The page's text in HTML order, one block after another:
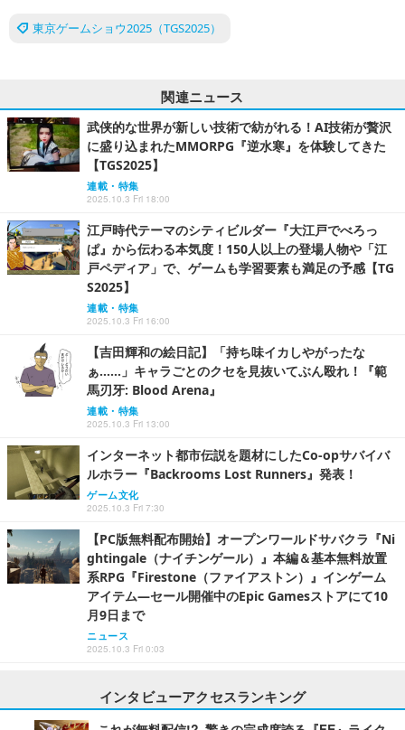
東京ゲームショウ2025（TGS2025）
関連ニュース
武侠的な世界が新しい技術で紡がれる！AI技術が贅沢
に盛り込まれたMMORPG『逆水寒』を体験してきた
【TGS2025】
連載・特集
2025.10.3 Fri 18:00
江戸時代テーマのシティビルダー『大江戸でべろっ
ぱ』から伝わる本気度！150人以上の登場人物や「江
戸ペディア」で、ゲームも学習要素も満足の予感【TG
S2025】
連載・特集
2025.10.3 Fri 16:00
【吉田輝和の絵日記】「持ち味イカしやがったな
ぁ……」キャラごとのクセを見抜いてぶん殴れ！『範
馬刃牙: Blood Arena』
連載・特集
2025.10.3 Fri 13:00
インターネット都市伝説を題材にしたCo-opサバイバ
ルホラー『Backrooms Lost Runners』発表！
ゲーム文化
2025.10.3 Fri 7:30
【PC版無料配布開始】オープンワールドサバクラ『Ni
ghtingale（ナイチンゲール）』本編＆基本無料放置
系RPG『Firestone（ファイアストン）』インゲーム
アイテム―セール開催中のEpic Gamesストアにて10
月9日まで
ニュース
2025.10.3 Fri 0:03
インタビューアクセスランキング